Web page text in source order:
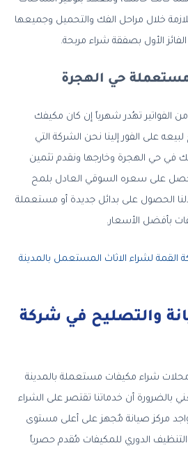
خلال مراحل الفك والتحميل وجميعها
حي الهجرة
الفواتير تهُدر شهرياً إن كان مكيفك
لبيعه على الفور إلينا نحن الشركة التي
في حي الهجرة وخارجها ونقدم تثمين
على سعره السوقي العادل بلمح
الحصول على بدائل جديدة أو مستعملة
بأفضل الأسعار.
القمة لشراء الاثاث المستعمل بالمدينة
والتصليح في شركة
شراء مكيفات مستعملة بالمدينة
بالضرورة أن خدماتنا تقتصر على الشراء
مركز صيانة مٌجهز على أعلى مستوى
الدوري للمكيفات مُقدم حصرياً